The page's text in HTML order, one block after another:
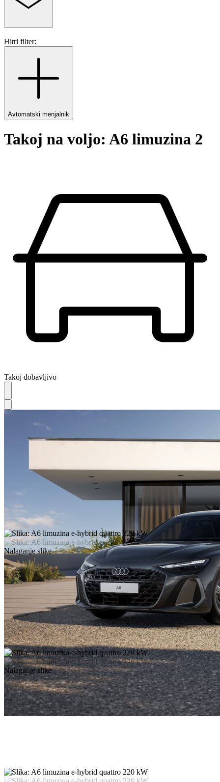
Hitri filter:
Avtomatski menjalnik
Takoj na voljo: A6 limuzina 2
Takoj dobavljivo
Nalaganje slike
Nalaganje slike